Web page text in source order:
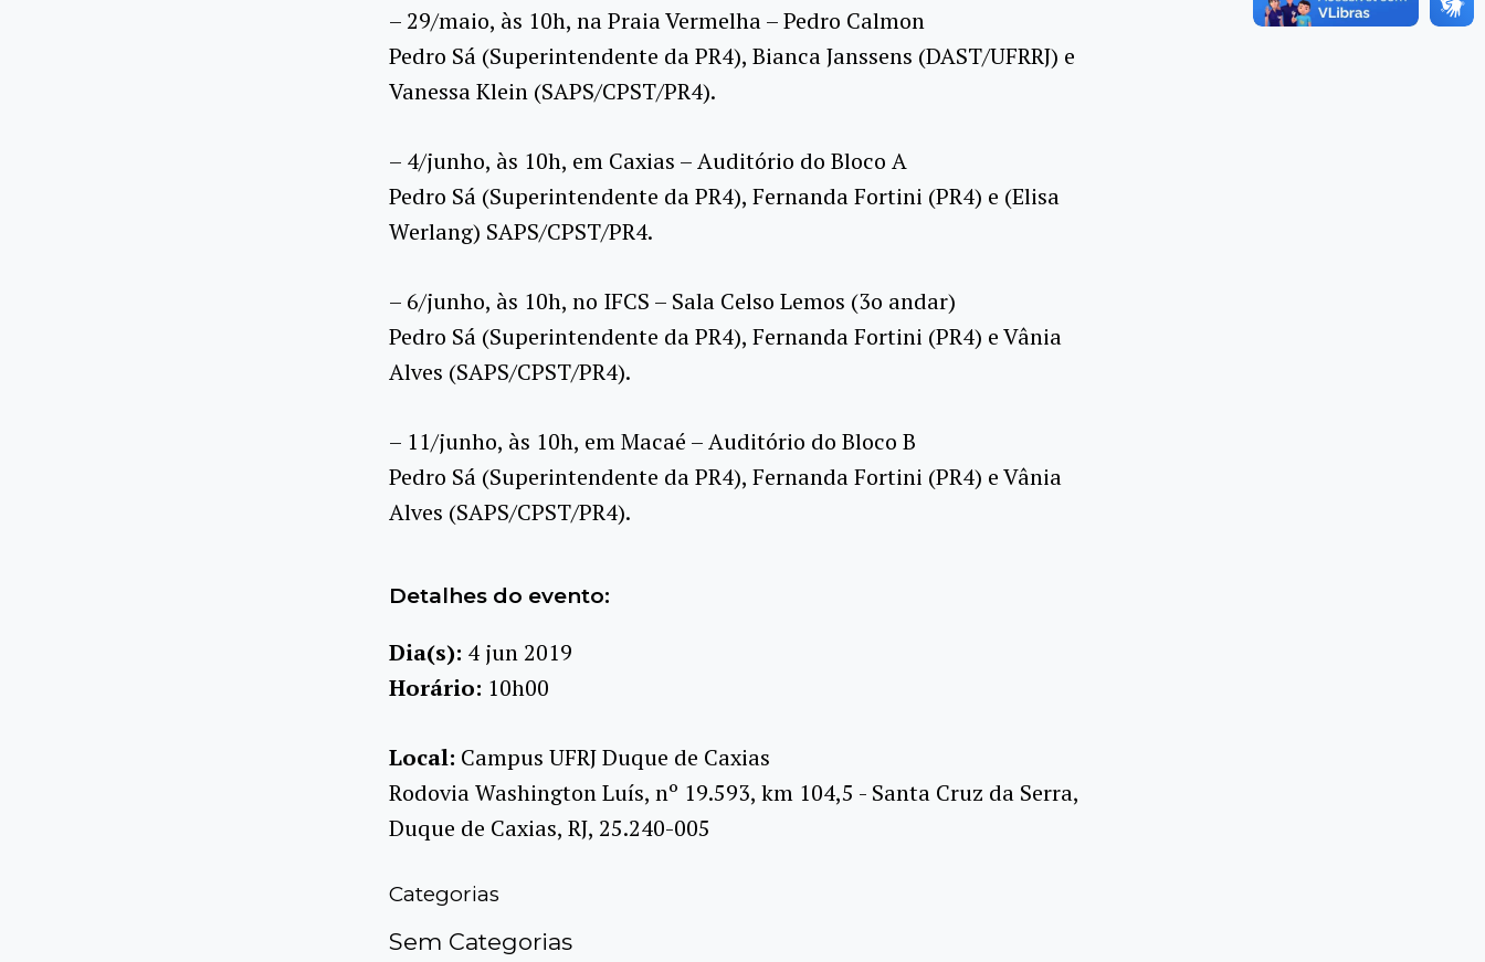
– 29/maio, às 10h, na Praia Vermelha – Pedro Calmon
Pedro Sá (Superintendente da PR4), Bianca Janssens (DAST/UFRRJ) e
Vanessa Klein (SAPS/CPST/PR4).
– 4/junho, às 10h, em Caxias – Auditório do Bloco A
Pedro Sá (Superintendente da PR4), Fernanda Fortini (PR4) e (Elisa
Werlang) SAPS/CPST/PR4.
– 6/junho, às 10h, no IFCS – Sala Celso Lemos (3o andar)
Pedro Sá (Superintendente da PR4), Fernanda Fortini (PR4) e Vânia
Alves (SAPS/CPST/PR4).
– 11/junho, às 10h, em Macaé – Auditório do Bloco B
Pedro Sá (Superintendente da PR4), Fernanda Fortini (PR4) e Vânia
Alves (SAPS/CPST/PR4).
Detalhes do evento:
Dia(s): 4 jun 2019
Horário: 10h00
Local: Campus UFRJ Duque de Caxias
Rodovia Washington Luís, nº 19.593, km 104,5 - Santa Cruz da Serra,
Duque de Caxias, RJ, 25.240-005
Categorias
Sem Categorias